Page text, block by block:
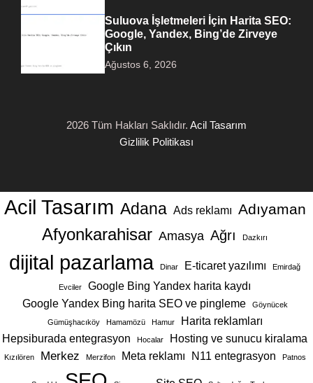
Suluova İşletmeleri İçin Harita SEO:
Google, Yandex, Bing’de Zirveye
Çıkın
Ağustos 6, 2026
2026 Tüm Hakları Saklıdır. Acil Tasarım
Gizlilik Politikası
Acil Tasarım Adana Ads reklamı Adıyaman
Afyonkarahisar Amasya Ağrı Dazkırı
dijital pazarlama Dinar E-ticaret yazılımı Emirdağ
Evciler
Google Bing Yandex harita kaydı
Google Yandex Bing harita SEO ve pingleme
Göynücek
Gümüşhacıköy Hamamözü Hamur
Harita reklamları
Hepsiburada entegrasyon
Hocalar Hosting ve sunucu kiralama
Kızılören Merkez Merzifon Meta reklamı N11 entegrasyon Patnos